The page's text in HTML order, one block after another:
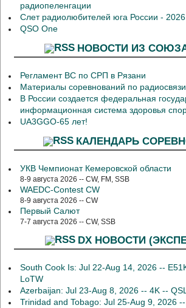
радиопеленгации
Слет радиолюбителей юга России - 2026
QSO One
НОВОСТИ ИЗ
Регламент ВС по СРП в Рязани
Материалы соревнований по
В России создается федеральная
информационная система здоровья
UA3GGO-65 лет!
КАЛЕНДАРЬ
УКВ Чемпионат Кемеровской области
8-9 августа 2026 -- CW, FM, SSB
WAEDC-Contest CW
8-9 августа 2026 -- CW
Первый Салют
7-7 августа 2026 -- CW, SSB
DX НОВОСТИ
South Cook Is: Jul 22-Aug 14, 2026 --
LoTW
Azerbaijan: Jul 23-Aug 8, 2026 -- 4K --
Trinidad and Tobago: Jul 25-Aug 9, 2026